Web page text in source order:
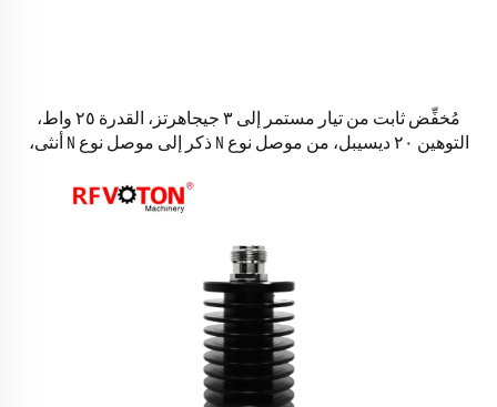
مُخفِّض ثابت من تيار مستمر إلى ٣ جيجاهرتز، القدرة ٢٥ واط،
التوهين ٢٠ ديسيبل، من موصل نوع N ذكر إلى موصل نوع N أنثى،